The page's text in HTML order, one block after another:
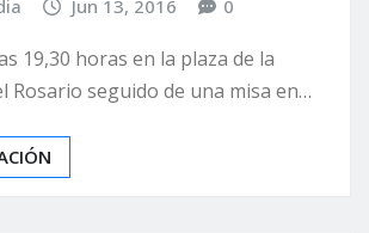
Jun 13, 2016 0
19,30 horas en la plaza de la
Rosario seguido de una misa en…